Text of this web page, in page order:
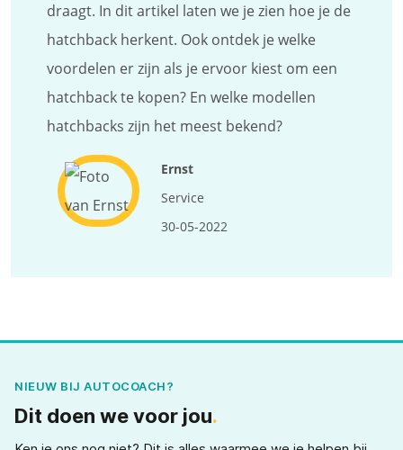
draagt. In dit artikel laten we je zien hoe je de
hatchback herkent. Ook ontdek je welke
voordelen er zijn als je ervoor kiest om een
hatchback te kopen? En welke modellen
hatchbacks zijn het meest bekend?
Ernst
Service
30-05-2022
NIEUW BIJ AUTOCOACH?
Dit doen we voor jou.